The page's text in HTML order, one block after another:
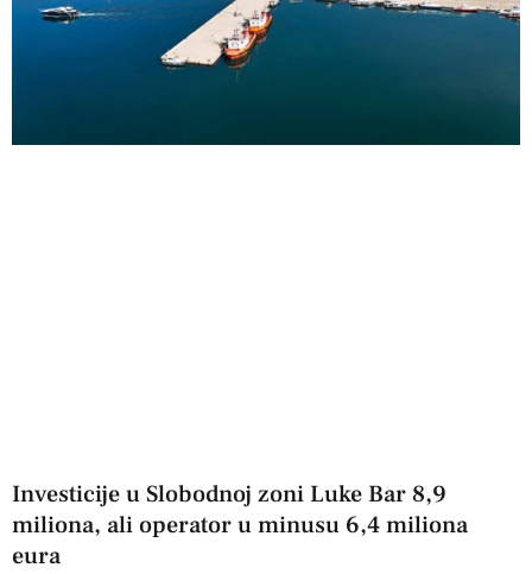
Investicije u Slobodnoj zoni Luke Bar 8,9
miliona, ali operator u minusu 6,4 miliona
eura